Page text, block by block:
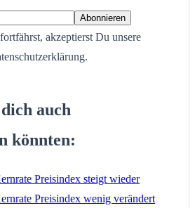
akzeptierst Du unsere
auch
könnten:
Preisindex steigt wieder
Preisindex wenig verändert